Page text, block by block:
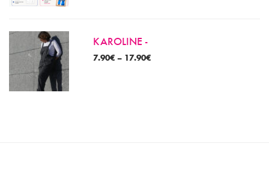
KAROLINE -
7.90€ – 17.90€